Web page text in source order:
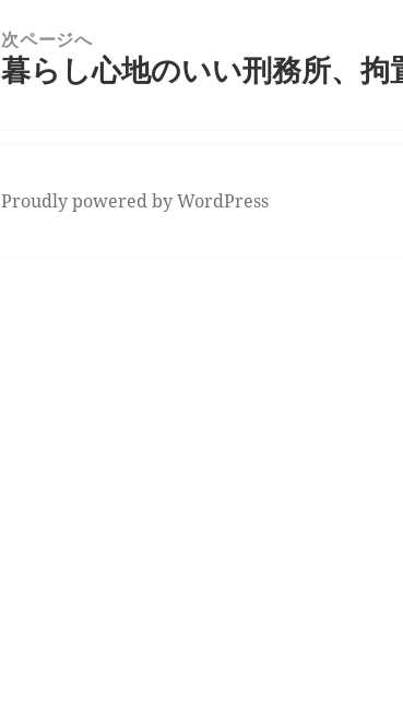
次ページへ
次
暮らし心地のいい刑務所、拘
Proudly powered by WordPress